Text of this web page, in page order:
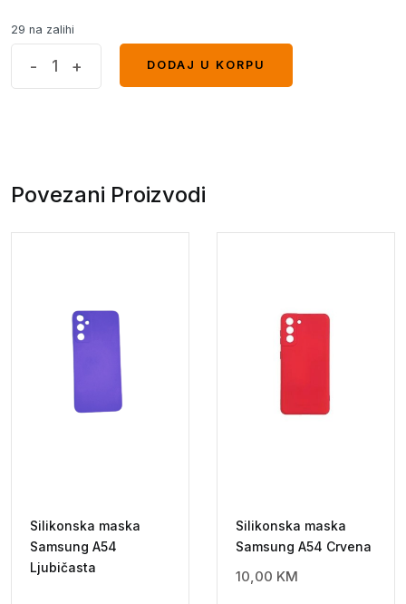
29 na zalihi
Pro
- +
DODAJ U KORPU
Povezani Proizvodi
Silikonska maska
Samsung A54
Ljubičasta
Silikonska maska
Samsung A54 Crvena
10,00 KM